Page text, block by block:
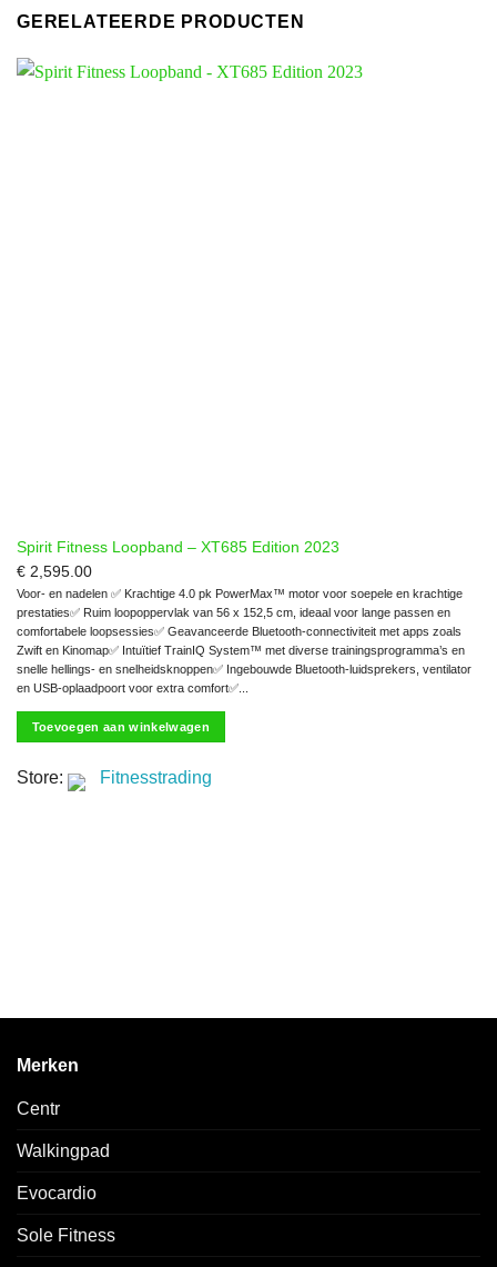
GERELATEERDE PRODUCTEN
Spirit Fitness Loopband – XT685 Edition 2023
€2,595.00
Voor- en nadelen ✅ Krachtige 4.0 pk PowerMax™ motor voor soepele en krachtige
prestaties✅ Ruim loopoppervlak van 56 x 152,5 cm, ideaal voor lange passen en
comfortabele loopsessies✅ Geavanceerde Bluetooth-connectiviteit met apps zoals
Zwift en Kinomap✅ Intuïtief TrainIQ System™ met diverse trainingsprogramma’s en
snelle hellings- en snelheidsknoppen✅ Ingebouwde Bluetooth-luidsprekers, ventilator
en USB-oplaadpoort voor extra comfort✅...
Toevoegen aan winkelwagen
Store: Fitnesstrading
Merken
Centr
Walkingpad
Evocardio
Sole Fitness